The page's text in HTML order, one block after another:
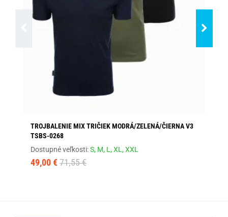
TROJBALENIE MIX TRIČIEK MODRÁ/ZELENÁ/ČIERNA V3
TSBS-0268
Dostupné veľkosti:S, M, L,XL,XXL
49,00 € 71,55 €